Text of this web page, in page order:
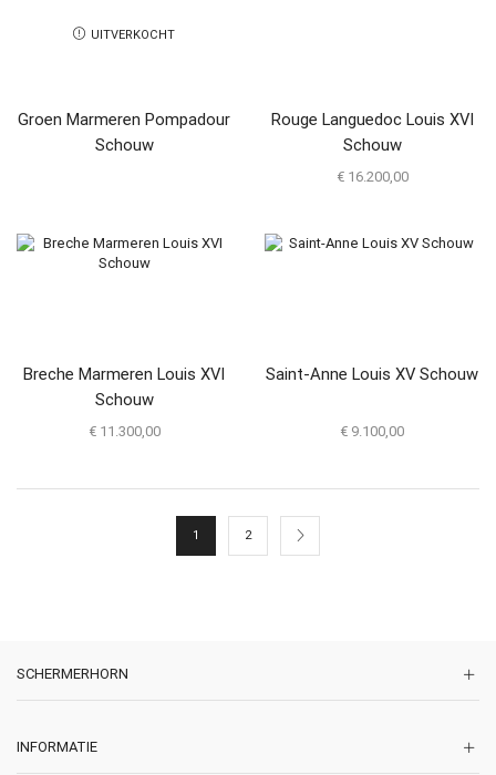
UITVERKOCHT
Groen Marmeren Pompadour
Schouw
Rouge Languedoc Louis XVI
Schouw
€16.200,00
Breche Marmeren Louis XVI
Schouw
€11.300,00
Saint-Anne Louis XV Schouw
€ 9.100,00
1 2
SCHERMERHORN
INFORMATIE